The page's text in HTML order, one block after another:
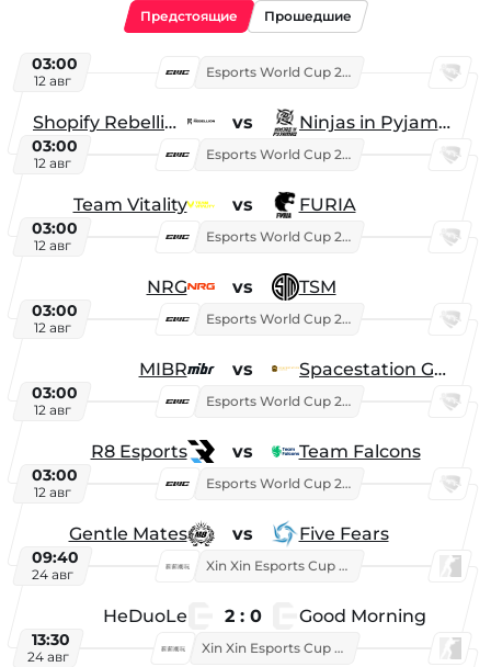
Предстоящие Прошедшие
03:00
12 авг
Esports World Cup 2026
Shopify Rebellion vs Ninjas in Pyjamas
03:00
12 авг
Esports World Cup 2026
Team Vitality vs FURIA
03:00
12 авг
Esports World Cup 2026
NRG vs TSM
03:00
12 авг
Esports World Cup 2026
MIBR vs Spacestation Gaming
03:00
12 авг
Esports World Cup 2026
R8 Esports vs Team Falcons
03:00
12 авг
Esports World Cup 2026
Gentle Mates vs Five Fears
09:40
24 авг
Xin Xin Esports Cup 2025
HeDuoLe 2 : 0 Good Morning
13:30
24 авг
Xin Xin Esports Cup 2026